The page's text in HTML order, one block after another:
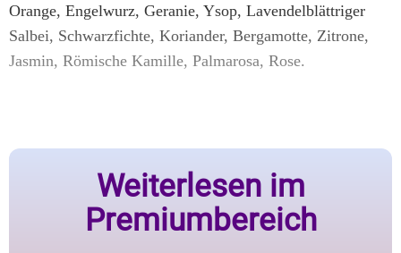
Orange, Engelwurz, Geranie, Ysop, Lavendelblättriger
Salbei, Schwarzfichte, Koriander, Bergamotte, Zitrone,
Jasmin, Römische Kamille, Palmarosa, Rose.
Weiterlesen im
Premiumbereich